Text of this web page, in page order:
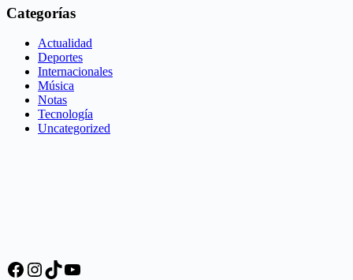
Categorías
Actualidad
Deportes
Internacionales
Música
Notas
Tecnología
Uncategorized
Facebook
Instagram
TikTok
YouTube